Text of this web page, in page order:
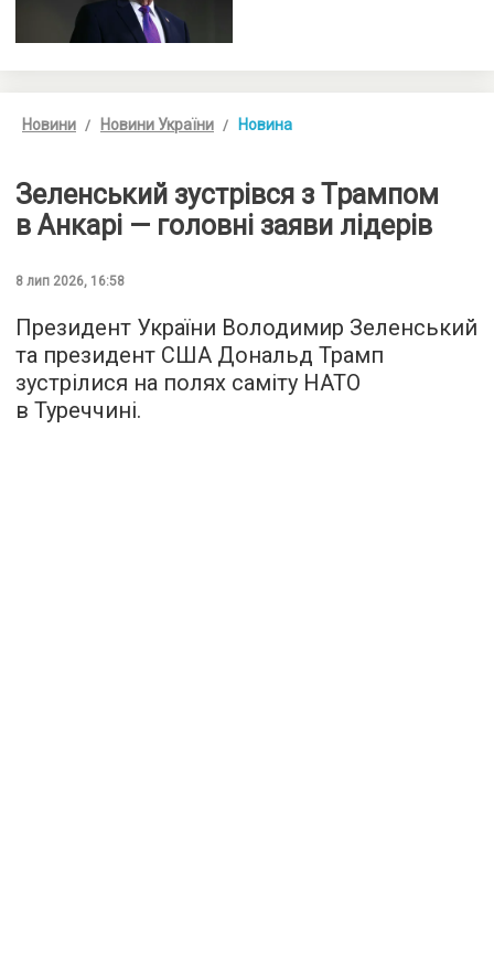
Новини Новини України Новина
Зеленський зустрівся з Трампом
в Анкарі — головні заяви лідерів
8 лип 2026, 16:58
Президент України Володимир Зеленський
та президент США Дональд Трамп
зустрілися на полях саміту НАТО
в Туреччині.